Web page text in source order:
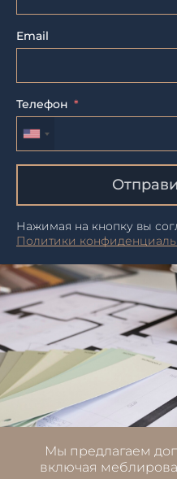
Email
Телефон
Нажимая на кнопку вы
Политики
Мы предлагаем
включая